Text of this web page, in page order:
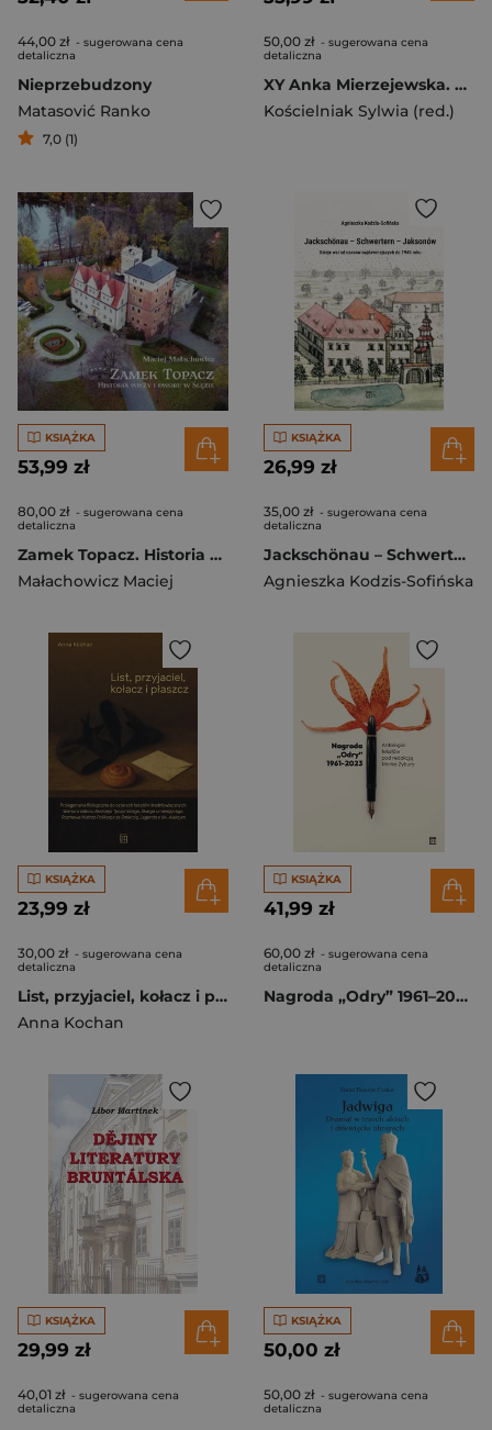
44,00 zł - sugerowana cena
detaliczna
Nieprzebudzony
Matasović Ranko
7,0 (1)
50,00 zł - sugerowana cena
detaliczna
XY Anka Mierzejewska. STOP! Anatomia relacji
Kościelniak Sylwia (red.)
KSIĄŻKA
53,99 zł
80,00 zł - sugerowana cena
detaliczna
Zamek Topacz. Historia wieży i dworu w Ślęzie
Małachowicz Maciej
KSIĄŻKA
26,99 zł
35,00 zł - sugerowana cena
detaliczna
Jackschönau – Schwertern – Jaksonów
Agnieszka Kodzis-Sofińska
KSIĄŻKA
23,99 zł
30,00 zł - sugerowana cena
detaliczna
List, przyjaciel, kołacz i płaszcz
Anna Kochan
KSIĄŻKA
41,99 zł
60,00 zł - sugerowana cena
detaliczna
Nagroda „Odry” 1961–2023. Eseje laudacyjne
KSIĄŻKA
29,99 zł
40,01 zł - sugerowana cena
detaliczna
KSIĄŻKA
50,00 zł
50,00 zł - sugerowana cena
detaliczna